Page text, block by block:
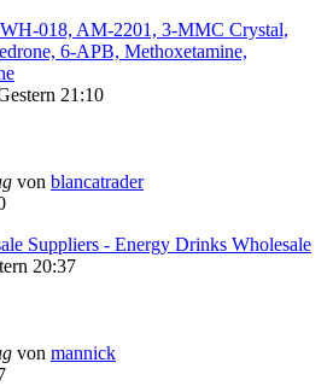
018, AM-2201, 3-MMC Crystal,
6-APB, Methoxetamine,
21:10
von blancatrader
Suppliers - Energy Drinks Wholesale
20:37
von mannick